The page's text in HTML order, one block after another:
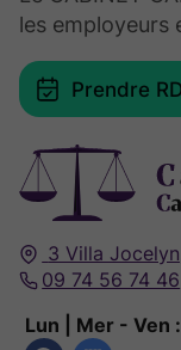
3 Villa
09 74 56 74 46
Lun | Mer - Ven :
les employeurs
Prendre